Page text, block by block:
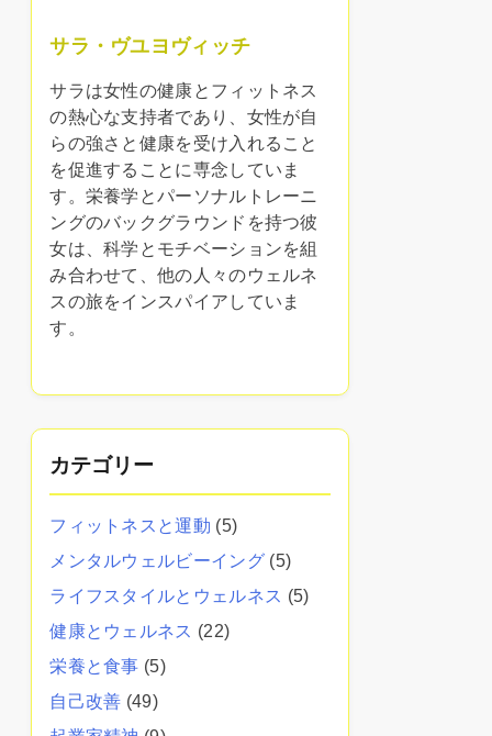
サラ・ヴユヨヴィッチ
サラは女性の健康とフィットネス
の熱心な支持者であり、女性が自
らの強さと健康を受け入れること
を促進することに専念していま
す。栄養学とパーソナルトレーニ
ングのバックグラウンドを持つ彼
女は、科学とモチベーションを組
み合わせて、他の人々のウェルネ
スの旅をインスパイアしていま
す。
カテゴリー
フィットネスと運動 (5)
メンタルウェルビーイング(5)
ライフスタイルとウェルネス (5)
健康とウェルネス (22)
栄養と食事 (5)
自己改善 (49)